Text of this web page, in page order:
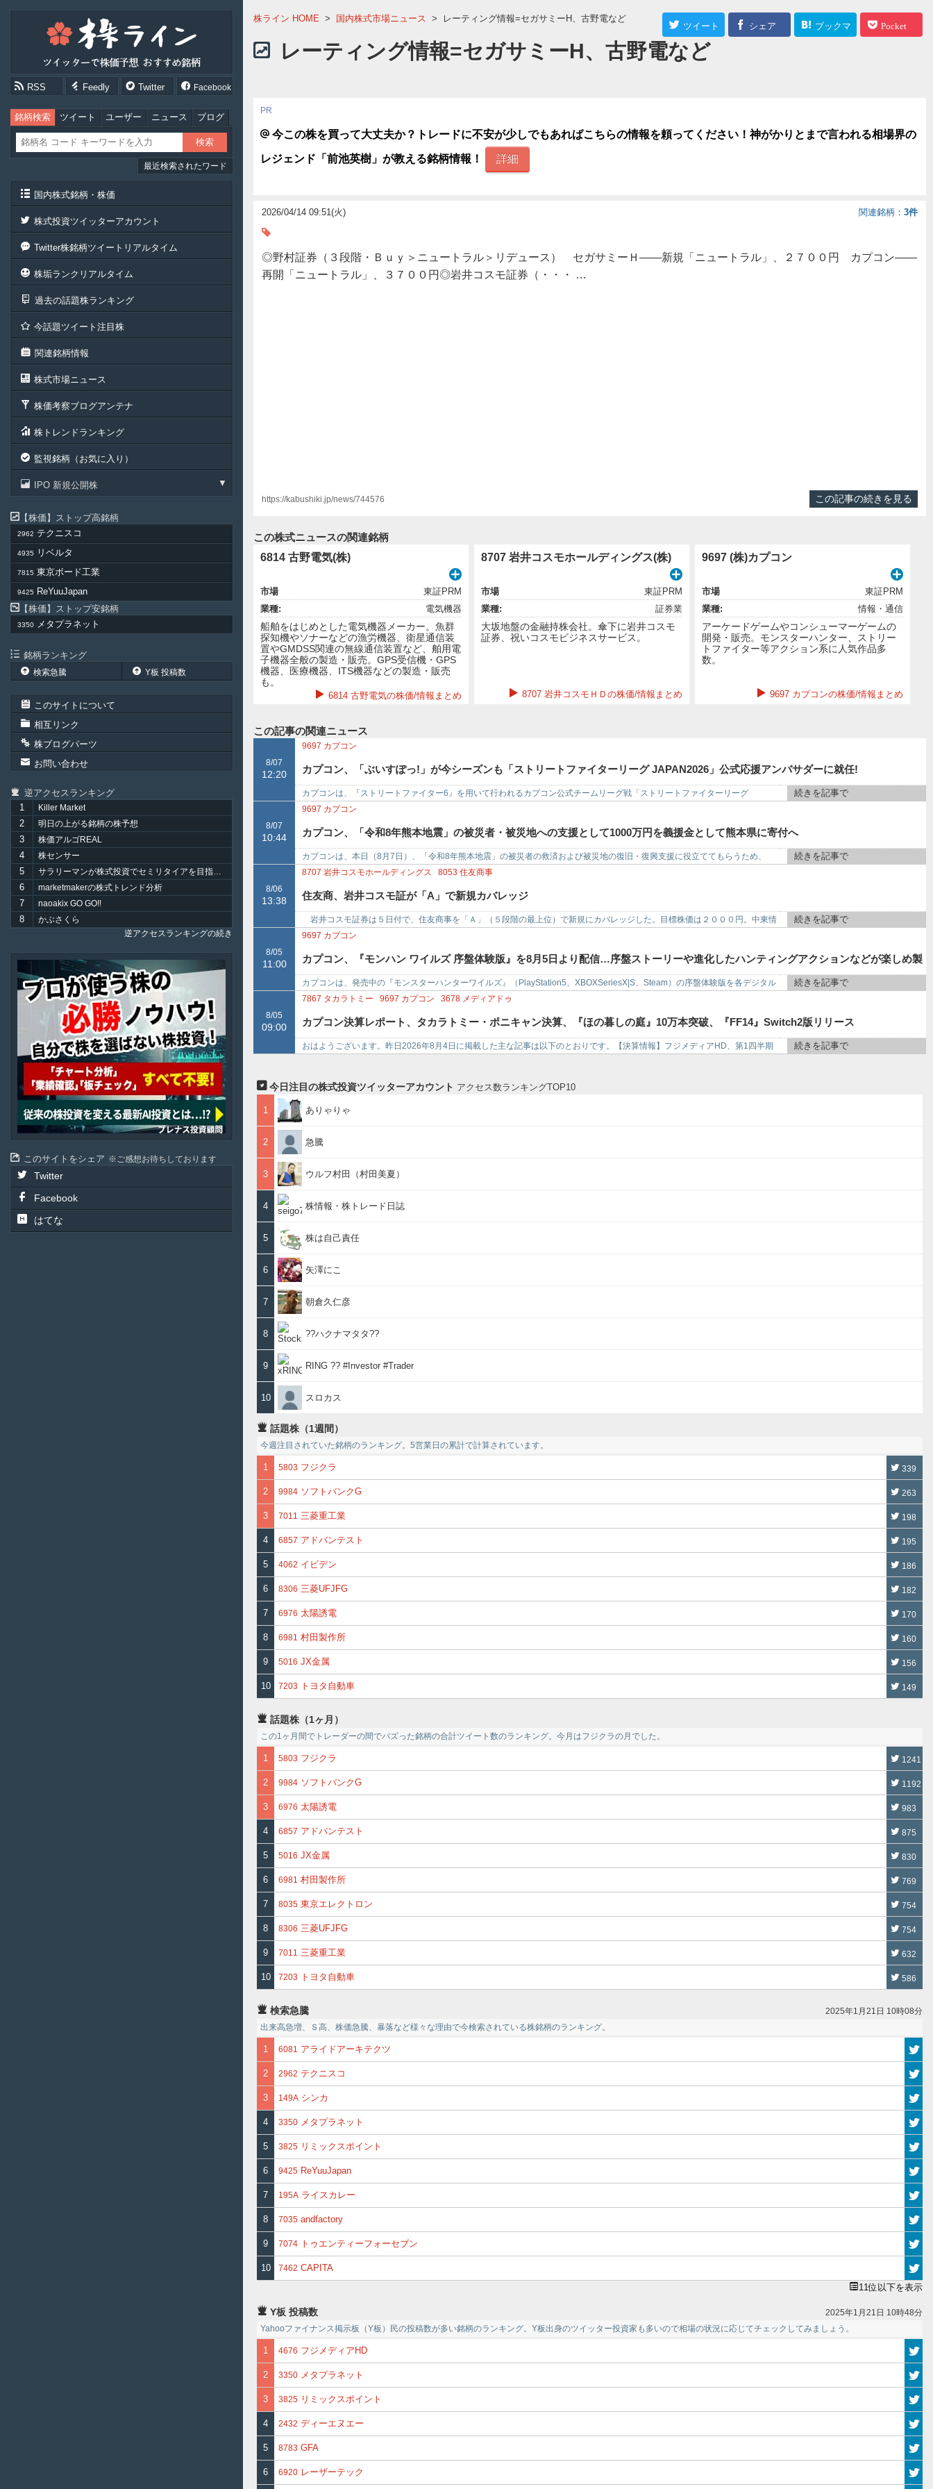
RSS Feedly Twitter Facebook
銘柄検索 ツイート ユーザー ニュース ブログ
最近検索されたワード
国内株式銘柄・株価
株式投資ツイッターアカウント
Twitter株銘柄ツイートリアルタイム
株垢ランクリアルタイム
過去の話題株ランキング
今話題ツイート注目株
関連銘柄情報
株式市場ニュース
株価考察ブログアンテナ
株トレンドランキング
監視銘柄（お気に入り）
IPO 新規公開株
株価 ストップ高銘柄
2962 テクニスコ
4935 リベルタ
7815 東京ボード工業
9425
ReYuuJapan
株価
ストップ安銘柄
3350 メタプラネット
銘柄ランキング
検索急騰 Y板 投稿数
このサイトについて
相互リンク
株ブログパーツ
お問い合わせ
逆アクセスランキング
1
Killer Market
2 明日の上がる銘柄の株予想
3 株価アルゴREAL
4 株センサー
5 サラリーマンが株式投資でセミリタイアを目指してみました。
6 marketmakerの株式トレンド分析
7 naoakix GO GO!!
8
かぶさくら
逆アクセスランキングの続き
このサイトをシェア ご感想お待ちしております
Twitter
Facebook
はてな
株ライン HOME > 国内株式市場ニュース > レーティング情報=セガサミーH、古野電など
ツイート シェア ブックマ Pocket
レーティング情報=セガサミーH、古野電など
今この株を買って大丈夫か？トレードに不安が少しでもあればこちらの情報を頼ってください！神がかりとまで言われる相場界の
レジェンド「前池英樹」が教える銘柄情報！ 詳細
2026/04/14 09:51(火) 関連銘柄 3件
◎野村証券（３段階・Ｂｕｙ＞ニュートラル＞リデュース） セガサミーＨ――新規「ニュートラル」、２７００円 カプコン――
再開「ニュートラル」、３７００円◎岩井コスモ証券（・・・
https://kabushiki.jp/news/744576 この記事の続きを見る
この株式ニュースの関連銘柄
6814 古野電気(株)
市場
東証PRM
業種:
電気機器
船舶をはじめとした電気機器メーカー。魚群
探知機やソナーなどの漁労機器、衛星通信装
置やGMDSS関連の無線通信装置など、舶用電
子機器全般の製造・販売。GPS受信機・GPS
機器、医療機器、ITS機器などの製造・販売
も。
6814 古野電気の株価/情報まとめ
8707 岩井コスモホールディングス(株)
市場
東証PRM
業種:
証券業
大坂地盤の金融持株会社。傘下に岩井コスモ
証券、祝いコスモビジネスサービス。
8707 岩井コスモＨＤの株価/情報まとめ
9697 (株)カプコン
市場
東証PRM
業種:
情報・通信
アーケードゲームやコンシューマーゲームの
開発・販売。モンスターハンター、ストリー
トファイター等アクション系に人気作品多
数。
9697 カプコンの株価/情報まとめ
この記事の関連ニュース
8/07
12:20
9697 カプコン
カプコン、「ぶいすぽっ!」が今シーズンも「ストリートファイターリーグ JAPAN2026」公式応援アンバサダーに就任!
カプコンは、『ストリートファイター6』を用いて行われるカプコン公式チームリーグ戦「ストリートファイターリーグ
JAPAN2026」について、昨シーズン…
続きを記事で
8/07
10:44
9697 カプコン
カプコン、「令和8年熊本地震」の被災者・被災地への支援として1000万円を義援金として熊本県に寄付へ
カプコンは、本日（8月7日）、「令和8年熊本地震」の被災者の救済および被災地の復旧・復興支援に役立ててもらうため、
1000万円を義援金として熊本県に…
続きを記事で
8/06
13:38
8707 岩井コスモホールディングス 8053 住友商事
住友商、岩井コスモ証が「A」で新規カバレッジ
岩井コスモ証券は５日付で、住友商事を「Ａ」（５段階の最上位）で新規にカバレッジした。目標株価は２０００円。中東情
勢の影響が想定を下回る見通しであり…
続きを記事で
8/05
11:00
9697 カプコン
カプコン、『モンハン ワイルズ 序盤体験版』を8月5日より配信…序盤ストーリーや進化したハンティングアクションなどが楽しめ製
品版にセーブデータ引き継ぎ可
カプコンは、発売中の『モンスターハンターワイルズ』（PlayStation5、XBOXSeriesX|S、Steam）の序盤体験版を各デジタル
ストア…
続きを記事で
8/05
09:00
7867 タカラトミー 9697 カプコン 3678 メディアドゥ
カプコン決算レポート、タカラトミー・ポニキャン決算、『ほの暮しの庭』10万本突破、『FF14』Switch2版リリース
おはようございます。昨日2026年8月4日に掲載した主な記事は以下のとおりです。【決算情報】フジメディアHD、第1四半期
続きを記事で
今日注目の株式投資ツイッターアカウント アクセス数ランキングTOP10
1 ありゃりゃ
2 急騰
3 ウルフ村田（村田美夏）
4 株情報・株トレード日誌
5 株は自己責任
6 矢澤にこ
7 朝倉久仁彦
8 ??ハクナマタタ??
9 RING ?? #Investor #Trader
10 スロカス
話題株（1週間）
今週注目されていた銘柄のランキング。5営業日の累計で計算されています。
1 5803 フジクラ 339
2 9984 ソフトバンクG 263
3 7011 三菱重工業 198
4 6857 アドバンテスト 195
5 4062 イビデン 186
6 8306 三菱UFJFG 182
7 6976 太陽誘電 170
8 6981 村田製作所 160
9 5016 JX金属 156
10 7203 トヨタ自動車 149
話題株（1ヶ月）
この1ヶ月間でトレーダーの間でバズった銘柄の合計ツイート数のランキング。今月はフジクラの月でした。
1 5803 フジクラ 1241
2 9984 ソフトバンクG 1192
3 6976 太陽誘電 983
4 6857 アドバンテスト 875
5 5016 JX金属 830
6 6981 村田製作所 769
7 8035 東京エレクトロン 754
8 8306 三菱UFJFG 754
9 7011 三菱重工業 632
10 7203 トヨタ自動車 586
検索急騰
2025年1月21日 10時08分
出来高急増、Ｓ高、株価急騰、暴落など様々な理由で今検索されている株銘柄のランキング。
1 6081 アライドアーキテクツ
2 2962 テクニスコ
3 149A シンカ
4 3350 メタプラネット
5 3825 リミックスポイント
6 9425 ReYuuJapan
7 195A ライスカレー
8 7035 andfactory
9 7074 トゥエンティーフォーセブン
10 7462 CAPITA
11位以下を表示
Y板 投稿数
2025年1月21日 10時48分
Yahooファイナンス掲示板（Y板）民の投稿数が多い銘柄のランキング。Y板出身のツイッター投資家も多いので相場の状況に応じてチェックしてみましょう。
1 4676 フジメディアHD
2 3350 メタプラネット
3 3825 リミックスポイント
4 2432 ディーエヌエー
5 8783 GFA
6 6920 レーザーテック